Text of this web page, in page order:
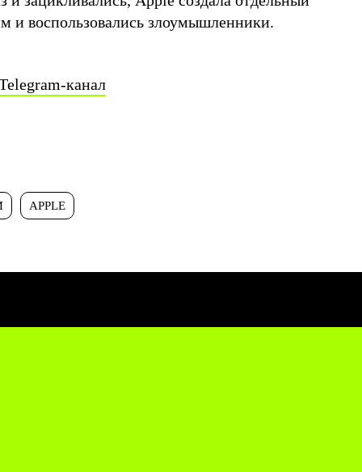
и воспользовались злоумышленники.
канал
APPLE